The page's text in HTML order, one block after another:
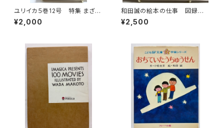
ユリイカ５巻12号 特集 まざ
あ・ぐうす 絵本 谷川俊太郎訳
／和田誠絵 長谷川四郎訳／
¥2,000
和田誠の絵本の仕事 図録 2
005年 ふくやま美術館
¥2,500